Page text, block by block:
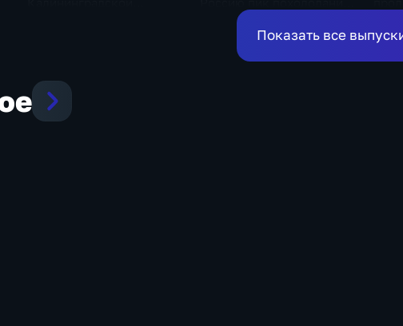
и ливни
Показать все